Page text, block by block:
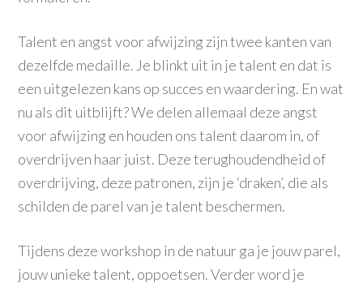
Talent en angst voor afwijzing zijn twee kanten van
dezelfde medaille. Je blinkt uit in je talent en dat is
een uitgelezen kans op succes en waardering. En wat
nu als dit uitblijft? We delen allemaal deze angst
voor afwijzing en houden ons talent daarom in, of
overdrijven haar juist. Deze terughoudendheid of
overdrijving, deze patronen, zijn je ‘draken’, die als
schilden de parel van je talent beschermen.
Tijdens deze workshop in de natuur ga je jouw parel,
jouw unieke talent, oppoetsen. Verder word je